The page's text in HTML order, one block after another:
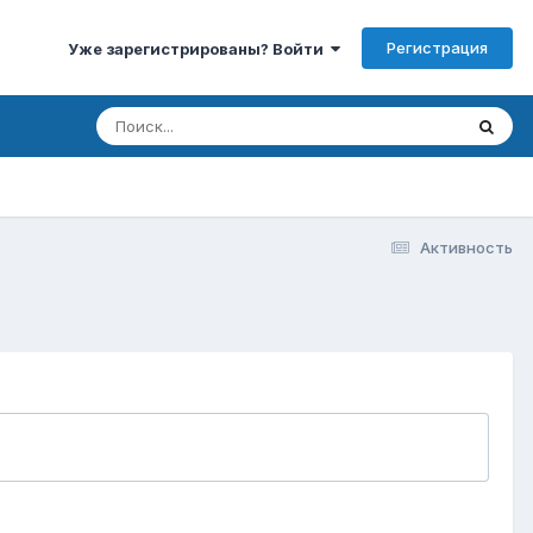
Уже зарегистрированы? Войти Регистрация
Активность